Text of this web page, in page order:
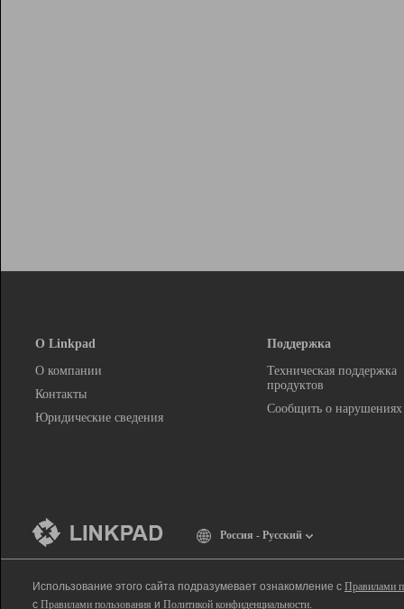
О Linkpad
О компании
Контакты
Юридические сведения
Поддержка
Техническая поддержка
продуктов
Сообщить о нарушениях
Россия - Русский
Использование этого сайта подразумевает ознакомление с Правилами
с Правилами пользования и Политикой конфиденциальности.